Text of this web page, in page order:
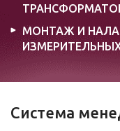
МОНТАЖ И
Система